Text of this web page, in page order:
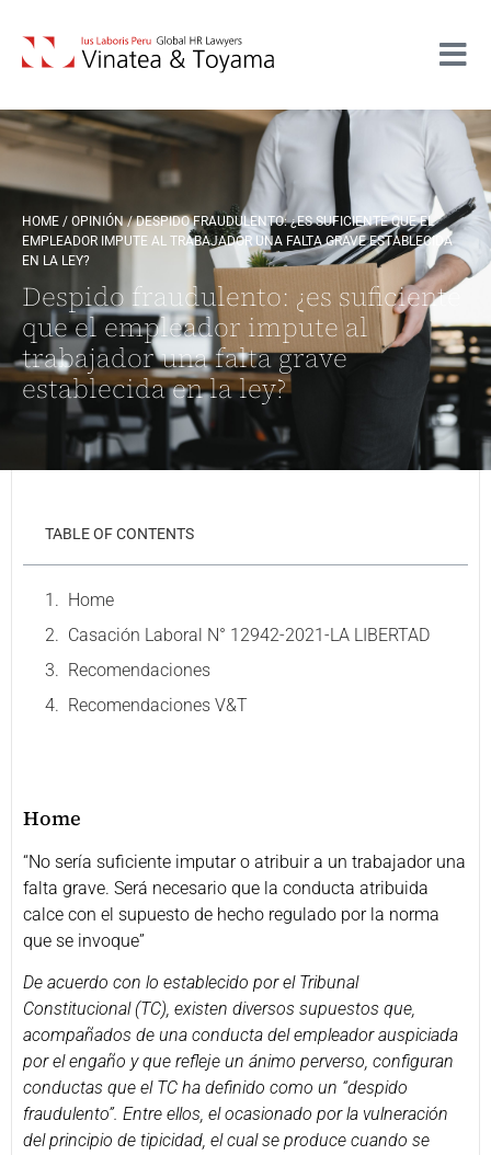
HOME / OPINIÓN/DESPIDO FRAUDULENTO: ¿ES SUFICIENTE QUE EL
EMPLEADOR IMPUTE AL TRABAJADOR UNA FALTA GRAVE ESTABLECIDA
EN LA LEY?
Despido fraudulento: ¿es suficiente
que el empleador impute al
trabajador una falta grave
establecida en la ley?
TABLE OF CONTENTS
Home
Casación Laboral N° 12942-2021-LA LIBERTAD
Recomendaciones
Recomendaciones V&T
Home
“No sería suficiente imputar o atribuir a un trabajador una
falta grave. Será necesario que la conducta atribuida
calce con el supuesto de hecho regulado por la norma
que se invoque”
De acuerdo con lo establecido por el Tribunal
Constitucional (TC), existen diversos supuestos que,
acompañados de una conducta del empleador auspiciada
por el engaño y que refleje un ánimo perverso, configuran
conductas que el TC ha definido como un “despido
fraudulento”. Entre ellos, el ocasionado por la vulneración
del principio de tipicidad, el cual se produce cuando se